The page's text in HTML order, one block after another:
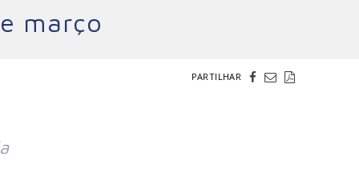
março
PARTILHAR